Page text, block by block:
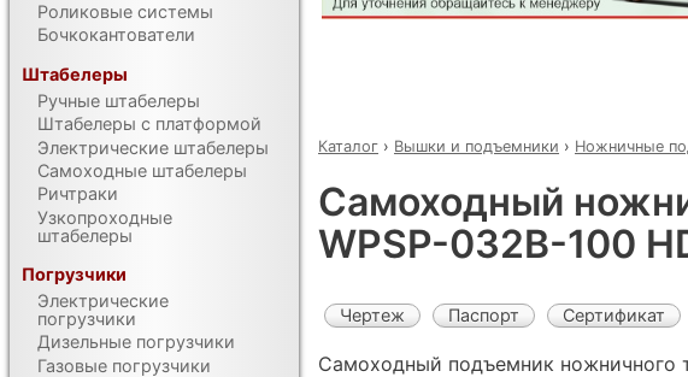
Каталог › Вышки и подъемники › Ножничные
Самоходный
WPSP-032B-100
Чертеж Паспорт Сертификат
Самоходный подъемник ножничного
Роликовые системы
Бочкокантователи
Штабелеры
Ручные штабелеры
Штабелеры с платформой
Электрические штабелеры
Самоходные штабелеры
Ричтраки
Узкопроходные
штабелеры
Погрузчики
Электрические
погрузчики
Дизельные погрузчики
Газовые погрузчики